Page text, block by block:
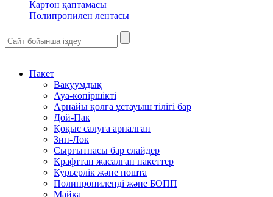
Картон қаптамасы
Полипропилен лентасы
Пакет
Вакуумдық
Ауа-көпіршікті
Арнайы қолға ұстауыш тілігі бар
Дой-Пак
Қоқыс салуға арналған
Зип-Лок
Сырғытпасы бар слайдер
Крафттан жасалған пакеттер
Курьерлік және пошта
Полипропиленді және БОПП
Майка